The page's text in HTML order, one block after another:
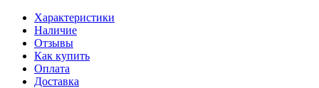
Характеристики
Наличие
Отзывы
Как купить
Оплата
Доставка